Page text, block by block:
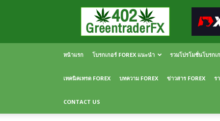
Greentraderfx
ความ
FOREX
เปิด
หน้าแรก โบรกเกอร์ FOREX แนะนำ รวมโปรโมชั่นโบรกเ
เทคนิคเทรด FOREX บทความ FOREX ข่าวสาร FOREX ร
CONTACT US